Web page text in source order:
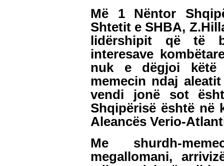
Më 1 Nëntor
Shtetit e SHBA,
lidërshipit që të
interesave
nuk e dëgjoi këtë
memecin ndaj
vendi jonë sot
Shqipërisë është në
Aleancës Verio-
Me shurdh-
megallomani,